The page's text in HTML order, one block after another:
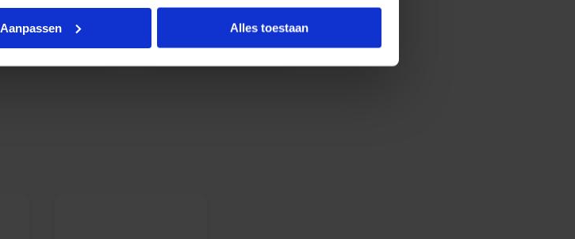
Aanpassen Alles toestaan
met sensor
montagebalken |
waterdicht